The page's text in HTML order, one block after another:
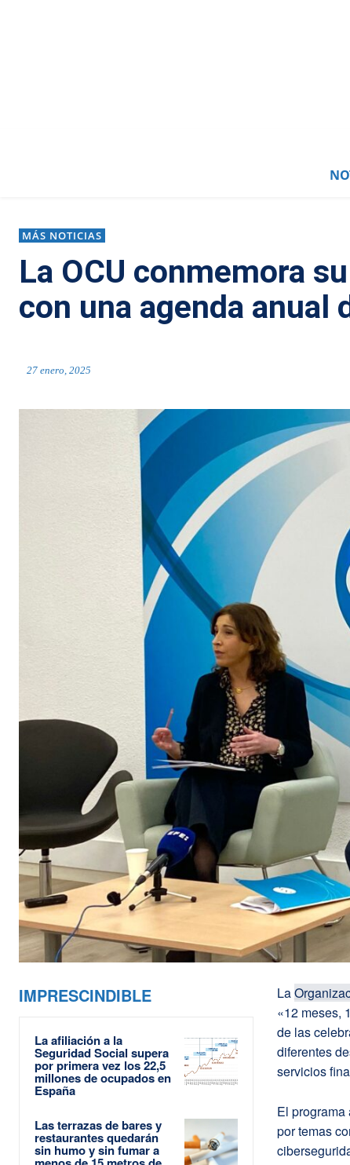
MÁS NOTICIAS
La OCU conmemora
con una agenda anual
27 enero, 2025
IMPRESCINDIBLE
La afiliación a la
Seguridad Social supera
por primera vez los 22,5
millones de ocupados en
España
Las terrazas de bares y
restaurantes quedarán
sin humo y sin fumar a
La
«12 meses,
de las
diferentes
servicios
El
por temas